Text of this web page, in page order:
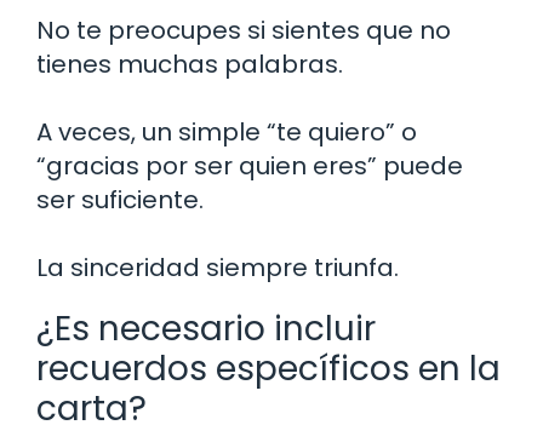
No te preocupes si sientes que no
tienes muchas palabras.
A veces, un simple “te quiero” o
“gracias por ser quien eres” puede
ser suficiente.
La sinceridad siempre triunfa.
¿Es necesario incluir
recuerdos específicos en la
carta?